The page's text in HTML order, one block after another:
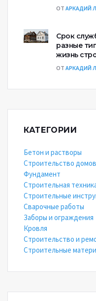
ОТ АРКАДИЙ
Срок
разные
жизнь
ОТ АРКАДИЙ
КАТЕГОРИИ
Бетон и растворы
Строительство домов
Фундамент
Строительная
Строительные
Сварочные работы
Заборы и ограждения
Кровля
Строительство и
Строительные